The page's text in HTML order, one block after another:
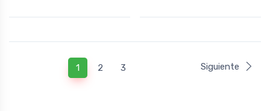
1 2 3 Siguiente